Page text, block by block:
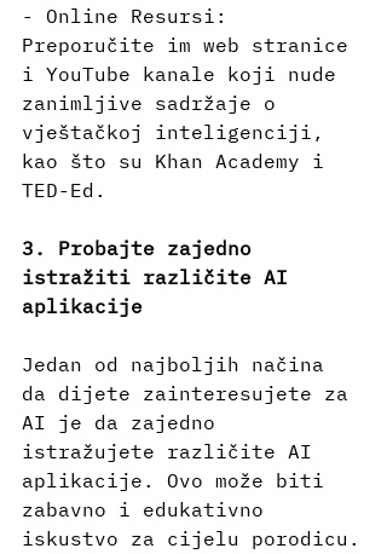
- Online Resursi:
Preporučite im web stranice
i YouTube kanale koji nude
zanimljive sadržaje o
vještačkoj inteligenciji,
kao što su Khan Academy i
TED-Ed.
3. Probajte zajedno
istražiti različite AI
aplikacije
Jedan od najboljih načina
da dijete zainteresujete za
AI je da zajedno
istražujete različite AI
aplikacije. Ovo može biti
zabavno i edukativno
iskustvo za cijelu porodicu.